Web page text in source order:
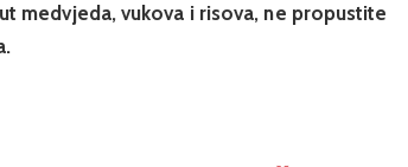
medvjeda, vukova i risova, ne propustite